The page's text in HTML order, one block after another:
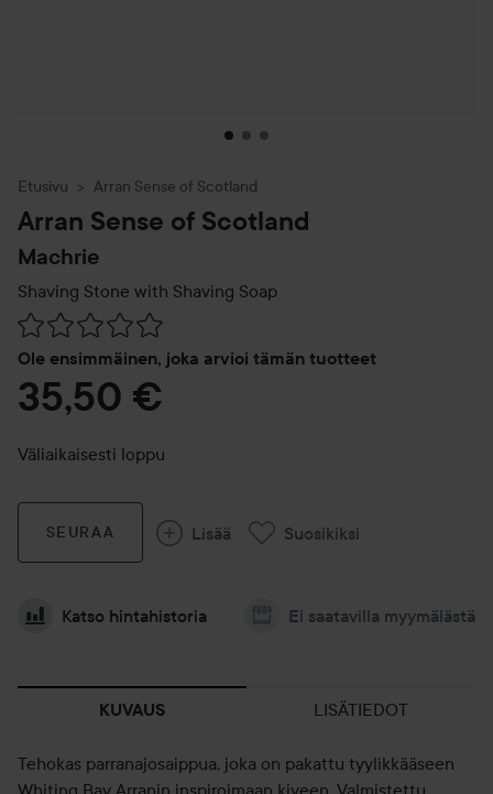
Etusivu Arran Sense of Scotland
Arran Sense of Scotland
Machrie
Shaving Stone with Shaving Soap
Ole ensimmäinen, joka arvioi tämän tuotteet
Siirtyä jhk Arvosana & kommentit
35,50 €
Väliaikaisesti loppu
SEURAA Lisää Suosikiksi
Katso hintahistoria Ei saatavilla myymälästä
KUVAUS LISÄTIEDOT
Tehokas parranajosaippua, joka on pakattu tyylikkääseen
Whiting Bay Arranin inspiroimaan kiveen. Valmistettu